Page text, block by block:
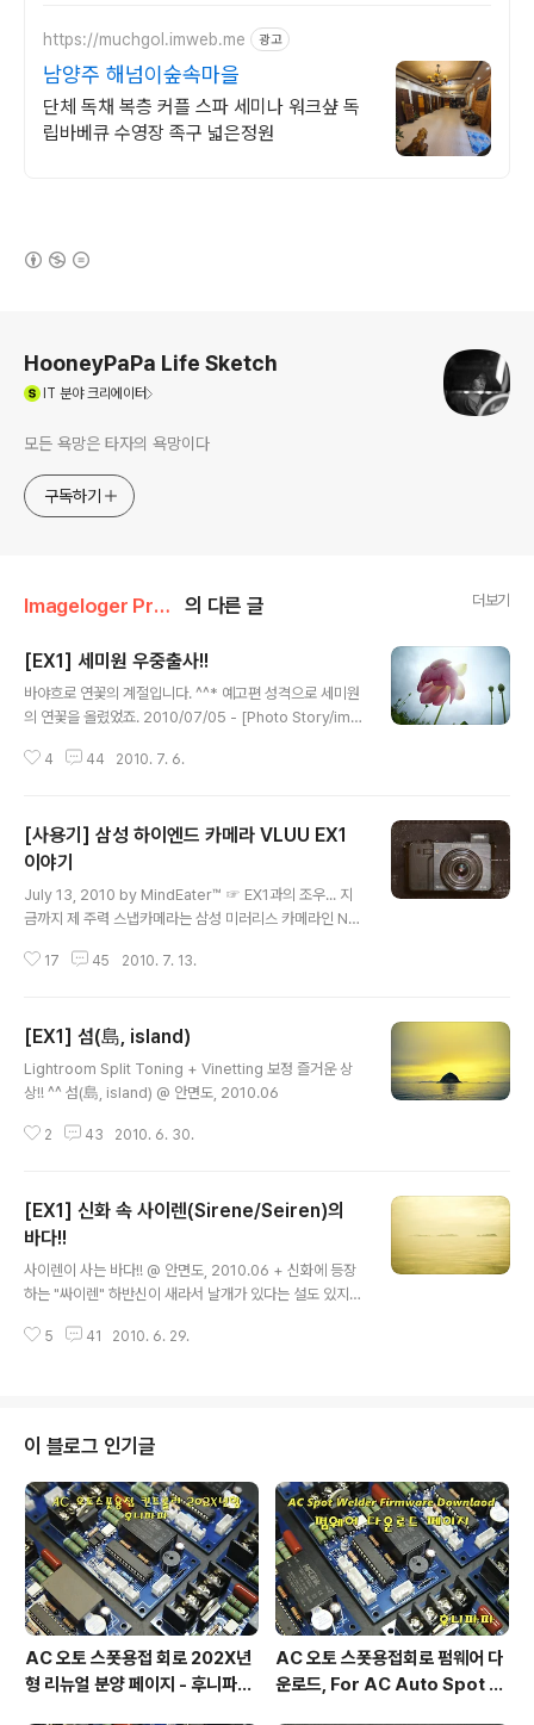
https://muchgol.imweb.me 광고
남양주 해넘이숲속마을
단체 독채 복층 커플 스파 세미나 워크샾 독
립바베큐 수영장 족구 넓은정원
HooneyPaPa Life Sketch
IT 분야 크리에이터
모든 욕망은 타자의 욕망이다
구독하기
Imageloger Promotion/EX1 의 다른 글 더보기
[EX1] 세미원 우중출사!!
바야흐로 연꽃의 계절입니다. ^^* 예고편 성격으로 세미원
의 연꽃을 올렸었죠. 2010/07/05 - [Photo Story/img
에 빗속에 출사를 다녀왔습니다. 어제는 회사 회식이 있어
다. 아직 Adobe Camera Raw에서 EX1을 지원하지 않
고 그래서 라이트룸에서 import가 되지 않아 사용을 미루
고 있었는데 흐린 날이라 처음부터 보정을 염두에 두고 RA
W 촬영했습니다. 아래 사진들은 모두 삼성 Raw Conver
했습니다. TIFF가 이미지 프로세싱을 거친..
4 44 2010. 7. 6.
[사용기] 삼성 하이엔드 카메라 VLUU EX1
이야기
July 13, 2010 by MindEater™ ☞ EX1과의 조우... 지
금까지 제 주력 스냅카메라는 삼성 미러리스 카메라인 NX
자랑할지라도 생활 속 스냅 카메라로서는 호주머니 속에서
의 퀄리티가 조금만 더 좋았으면 하는 점입니다. DP시리즈
의 화질에 GRD3의 기계적인 성능과 크기면 더는 바랄게
없을 텐데 그게 힘드나 봅니다. 뭐 머지않은 미래에 가능하
왔을 때는 GRD3의 미묘하게 부족한 퀄리티를 보충해줄
17 45 2010. 7. 13.
[EX1] 섬(島, island)
Lightroom Split Toning + Vinetting 보정 즐거운 상
상!! ^^ 섬(島, island) @ 안면도, 2010.06
2 43 2010. 6. 30.
[EX1] 신화 속 사이렌(Sirene/Seiren)의
바다!!
사이렌이 사는 바다!! @ 안면도, 2010.06 + 신화에 등장
하는 "싸이렌" 하반신이 새라서 날개가 있다는 설도 있지
인공이 사이렌을 나타내며, (참고로 스타벅스의 로고 변천
렌도 여기서 나온말이라고 합니다. 참고로 스타벅스의 스
타벅은 모비 딕(백경)의 부관의 이름을 땄구요. 항해를 잘
한다는 의미에서 베틀스타 갈락티카에서 나오는 파일럿 캐
티 색호프는 스타벅이라 불립니다. ^^;; 캐티 색호프는 24
시 8시즌에서 나쁜 짓(?)을 하다가 잭바우어에게 죽임을
당합니다. (이건 스포일러..
5 41 2010. 6. 29.
이 블로그 인기글
AC 오토 스폿용접 회로 202X년
형 리뉴얼 분양 페이지 - 후니파파
AC 오토 스폿용접회로 펌웨어 다
운로드, For AC Auto Spot W